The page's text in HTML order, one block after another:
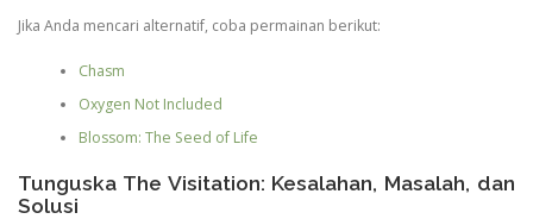
Jika Anda mencari alternatif, coba permainan berikut:
Chasm
Oxygen Not Included
Blossom: The Seed of Life
Tunguska The Visitation: Kesalahan, Masalah, dan
Solusi